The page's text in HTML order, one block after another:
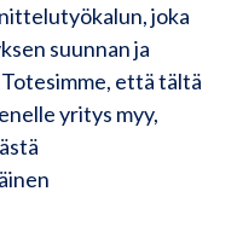
joka
suunnan ja
että tältä
yritys myy,